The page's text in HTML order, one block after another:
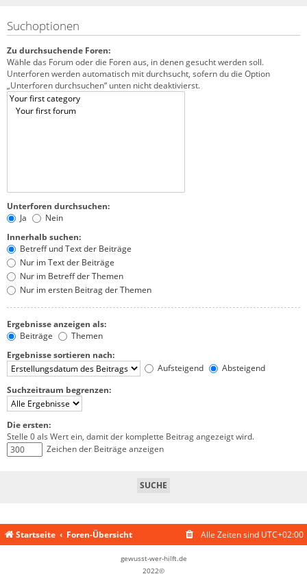
Suchoptionen
Zu durchsuchende Foren:
Wähle das Forum oder die Foren aus, in denen gesucht werden soll.
Unterforen werden automatisch mit durchsucht, sofern du die Option
„Unterforen durchsuchen“ unten nicht deaktivierst.
Unterforen durchsuchen:
Ja
Nein
Innerhalb suchen:
Betreff und Text der Beiträge
Nur im Text der Beiträge
Nur im Betreff der Themen
Nur im ersten Beitrag der Themen
Ergebnisse anzeigen als:
Beiträge
Themen
Ergebnisse sortieren nach:
Aufsteigend
Absteigend
Suchzeitraum begrenzen:
Die ersten:
Stelle 0 als Wert ein, damit der komplette Beitrag angezeigt wird.
Zeichen der Beiträge anzeigen
Startseite Foren-Übersicht Alle Zeiten sind UTC+02:00
gewusst-wer-hilft.de
2022©